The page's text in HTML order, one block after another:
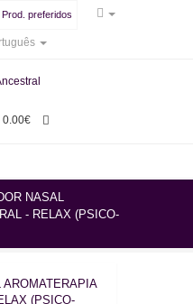
Prod. preferidos
0.00€
NASAL
- RELAX (PSICO-